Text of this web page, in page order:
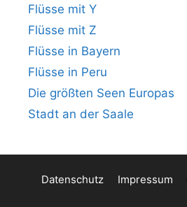
Flüsse mit Y
Flüsse mit Z
Flüsse in Bayern
Flüsse in Peru
Die größten Seen Europas
Stadt an der Saale
Datenschutz Impressum